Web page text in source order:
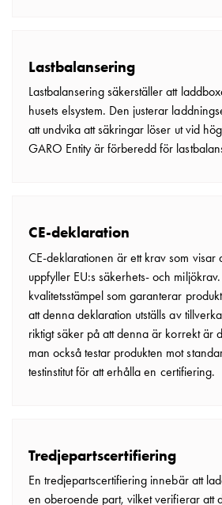
Lastbalansering
Lastbalansering säkerställer att
husets elsystem. Den justerar
att undvika att säkringar löser ut vid
GARO Entity är förberedd för
CE-deklaration
CE-deklarationen är ett krav som visar
uppfyller EU:s säkerhets- och
kvalitetsstämpel som garanterar
att denna deklaration utställs av
riktigt säker på att denna är korrekt är
man också testar produkten mot
testinstitut för att erhålla en certifiering.
Tredjepartscertifiering
En tredjepartscertifiering innebär att
en oberoende part, vilket verifierar att